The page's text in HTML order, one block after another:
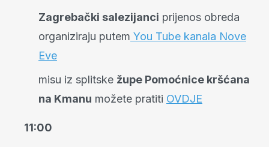
Zagrebački salezijanci prijenos obreda
organiziraju putem You Tube kanala Nove
Eve
misu iz splitske župe Pomoćnice kršćana
na Kmanu možete pratiti OVDJE
11:00